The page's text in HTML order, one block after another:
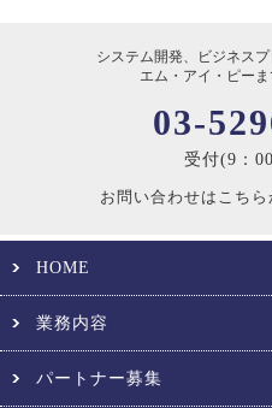
システム開発、ビジネス
エム・アイ・ピーま
03-
受付(9：
お問い合わせはこちら
HOME
業務内容
パートナー募集